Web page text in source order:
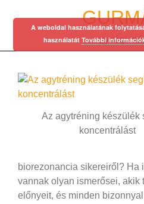
egy régi
Az agytréning készülék
koncentrálást
biorezonancia sikereiről? Ha
vannak olyan ismerősei, akik
előnyeit, és minden
A weboldal használatának
használatát További